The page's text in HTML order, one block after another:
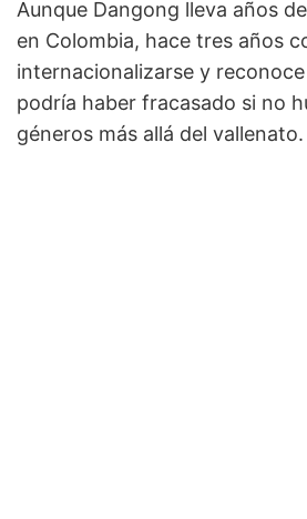
Aunque Dangong lleva años
en Colombia, hace tres años
internacionalizarse y
podría haber fracasado si no
géneros más allá del vallenato.